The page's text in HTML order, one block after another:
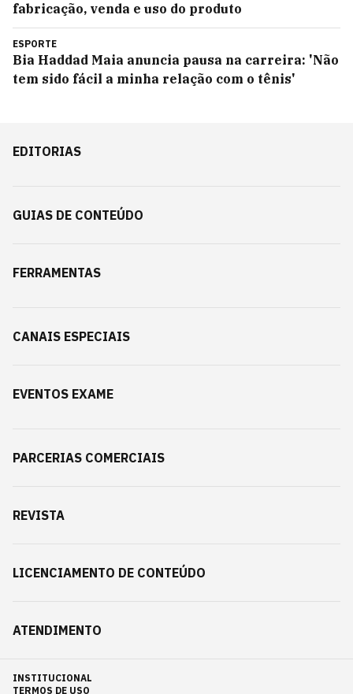
fabricação, venda e uso do produto
ESPORTE
Bia Haddad Maia anuncia pausa na carreira: 'Não
tem sido fácil a minha relação com o tênis'
EDITORIAS
GUIAS DE CONTEÚDO
FERRAMENTAS
CANAIS ESPECIAIS
EVENTOS EXAME
PARCERIAS COMERCIAIS
REVISTA
LICENCIAMENTO DE CONTEÚDO
ATENDIMENTO
INSTITUCIONAL
TERMOS DE USO